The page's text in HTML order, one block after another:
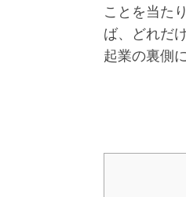
ことを当た
ば、どれだ
起業の裏側